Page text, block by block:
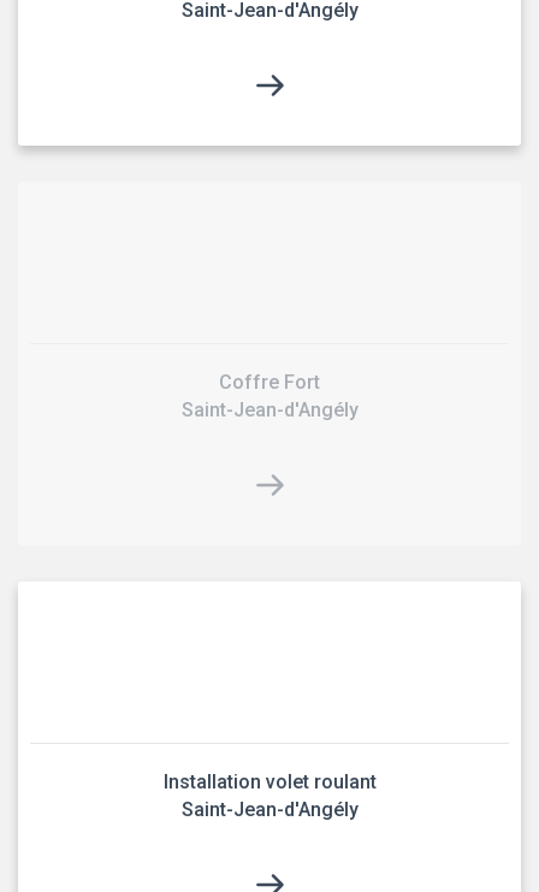
Saint-Jean-d'Angély
Coffre Fort
Saint-Jean-d'Angély
Installation volet roulant
Saint-Jean-d'Angély